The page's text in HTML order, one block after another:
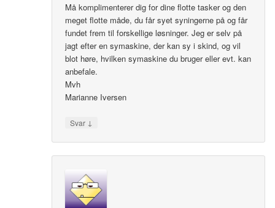
Må komplimenterer dig for dine flotte tasker og den
meget flotte måde, du får syet syningerne på og får
fundet frem til forskellige løsninger. Jeg er selv på
jagt efter en symaskine, der kan sy i skind, og vil
blot høre, hvilken symaskine du bruger eller evt. kan
anbefale.
Mvh
Marianne Iversen
Svar ↓